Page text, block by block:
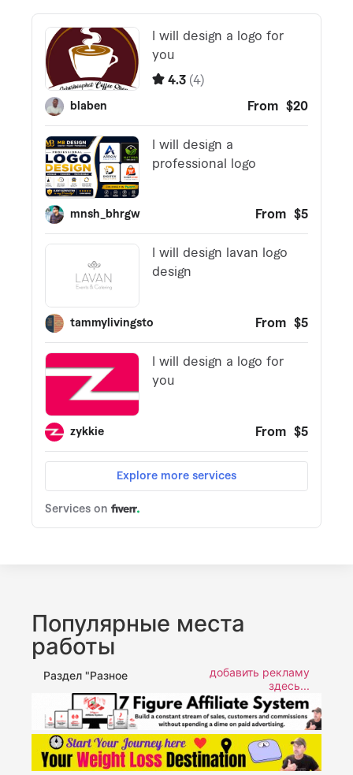
Популярные места
работы
Раздел "Разное
добавить рекламу
здесь...